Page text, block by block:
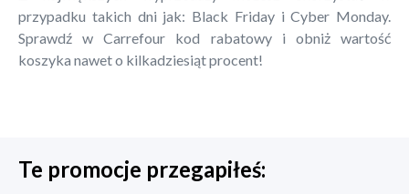
przypadku takich dni jak: Black Friday i Cyber Monday.
Sprawdź w Carrefour kod rabatowy i obniż wartość
koszyka nawet o kilkadziesiąt procent!
Te promocje przegapiłeś: